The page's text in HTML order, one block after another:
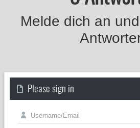
Melde dich an
Please sign in